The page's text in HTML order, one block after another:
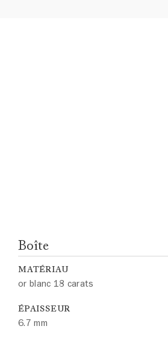
Boîte
MATÉRIAU
or blanc 18 carats
ÉPAISSEUR
6.7 mm